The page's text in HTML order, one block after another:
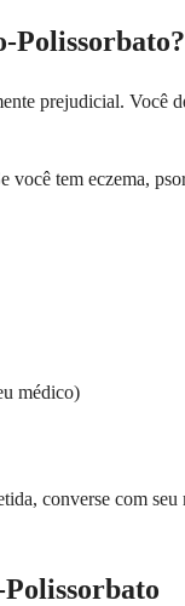
Polissorbato?
prejudicial.
você tem eczema,
médico)
converse com